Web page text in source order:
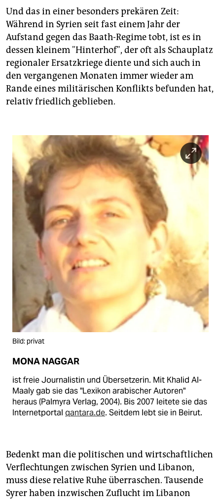
Und das in einer besonders prekären Zeit:
Während in Syrien seit fast einem Jahr der
Aufstand gegen das Baath-Regime tobt, ist es in
dessen kleinem "Hinterhof", der oft als Schauplatz
regionaler Ersatzkriege diente und sich auch in
den vergangenen Monaten immer wieder am
Rande eines militärischen Konflikts befunden hat,
relativ friedlich geblieben.
Bild: privat
MONA NAGGAR
ist freie Journalistin und Übersetzerin. Mit Khalid Al-
Maaly gab sie das "Lexikon arabischer Autoren"
heraus (Palmyra Verlag, 2004). Bis 2007 leitete sie das
Internetportal qantara.de. Seitdem lebt sie in Beirut.
Bedenkt man die politischen und wirtschaftlichen
Verflechtungen zwischen Syrien und Libanon,
muss diese relative Ruhe überraschen. Tausende
Syrer haben inzwischen Zuflucht im Libanon